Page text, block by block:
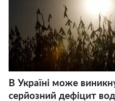
В Україні може
серйозний дефіцит